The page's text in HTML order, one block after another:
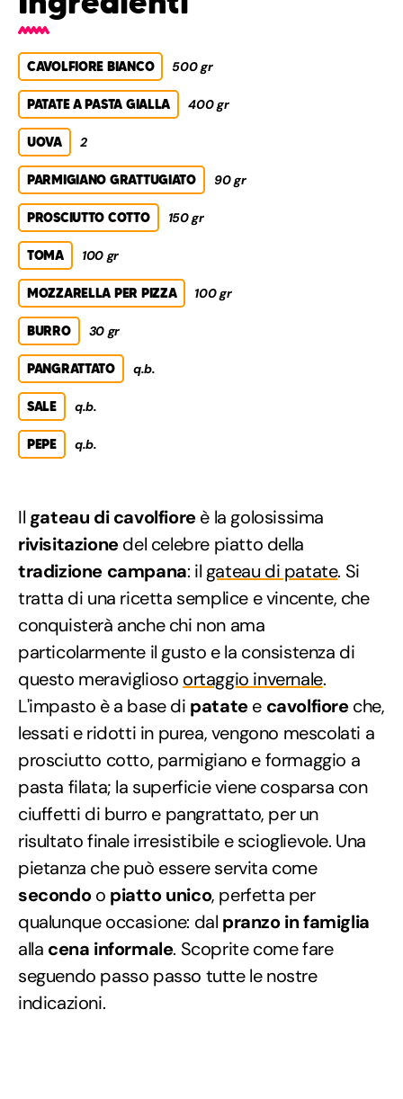
CAVOLFIORE BIANCO 500 gr
PATATE A PASTA GIALLA 400 gr
UOVA 2
PARMIGIANO GRATTUGIATO 90 gr
PROSCIUTTO COTTO 150 gr
TOMA 100 gr
MOZZARELLA PER PIZZA 100 gr
BURRO 30 gr
PANGRATTATO q.b.
SALE q.b.
PEPE q.b.
Il gateau di cavolfioreè la golosissima
rivisitazionedel celebre piatto della
tradizione campana: il gateau di patate. Si
tratta di una ricetta semplice e vincente, che
conquisterà anche chi non ama
particolarmente il gusto e la consistenza di
questo meraviglioso ortaggio invernale.
L'impasto è a base di patatee cavolfioreche,
lessati e ridotti in purea, vengono mescolati a
prosciutto cotto, parmigiano e formaggio a
pasta filata; la superficie viene cosparsa con
ciuffetti di burro e pangrattato, per un
risultato finale irresistibile e scioglievole. Una
pietanza che può essere servita come
secondoo piatto unico, perfetta per
qualunque occasione: dal pranzo in famiglia
alla cena informale. Scoprite come fare
seguendo passo passo tutte le nostre
indicazioni.